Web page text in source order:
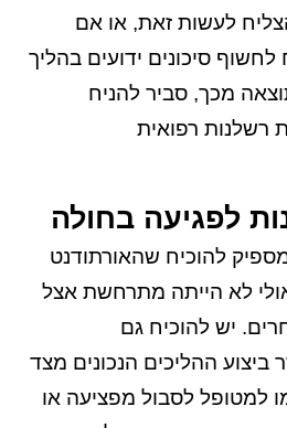
לעשות זאת, או אם
סיכונים ידועים בהליך
מכך, סביר להניח
רשלנות רפואית
לפגיעה בחולה
להוכיח שהאורתודנט
לא הייתה מתרחשת אצל
יש להוכיח גם
ההליכים הנכונים מצד
למטופל לסבול מפציעה או